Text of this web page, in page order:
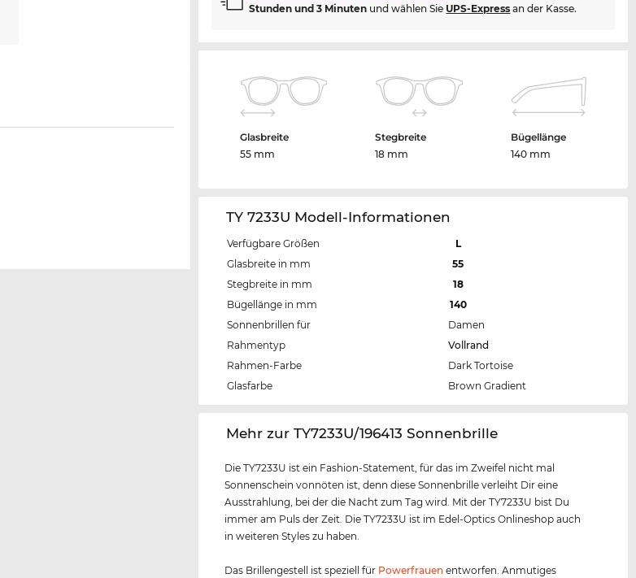
Stunden und 3 Minuten und wählen Sie UPS-Express an der Kasse.
Glasbreite
55 mm
Stegbreite
18 mm
Bügellänge
140 mm
TY 7233U Modell-Informationen
Verfügbare Größen
L
Glasbreite in mm
55
Stegbreite in mm
18
Bügellänge in mm
140
Sonnenbrillen für
Damen
Rahmentyp
Vollrand
Rahmen-Farbe
Dark Tortoise
Glasfarbe
Brown Gradient
‌Mehr zur TY7233U/196413 Sonnenbrille
Die TY7233U ist ein Fashion-Statement, für das im Zweifel nicht mal
Sonnenschein vonnöten ist, denn diese Sonnenbrille verleiht Dir eine
Ausstrahlung, bei der die Nacht zum Tag wird. Mit der TY7233U bist Du
immer am Puls der Zeit. Die TY7233U ist im Edel-Optics Onlineshop auch
in weiteren Styles zu haben.
Das Brillengestell ist speziell für Powerfrauen entworfen. Anmutiges